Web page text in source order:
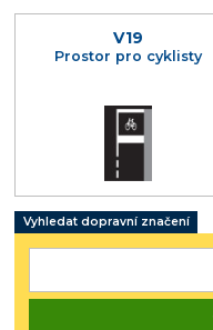
V19
Prostor pro cyklisty
Vyhledat dopravní značení